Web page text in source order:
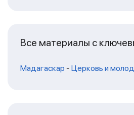
Все материалы с
Мадагаскар - Церковь и